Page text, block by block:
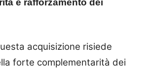
e rafforzamento dei
acquisizione risiede
forte complementarità dei